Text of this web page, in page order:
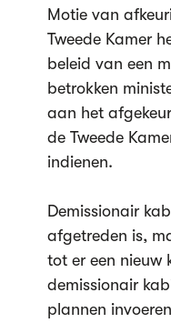
Motie van
Tweede Kamer
beleid van een
betrokken
aan het
de Tweede
indienen.
Demissionair
afgetreden is,
tot er een nieuw
demissionair
plannen